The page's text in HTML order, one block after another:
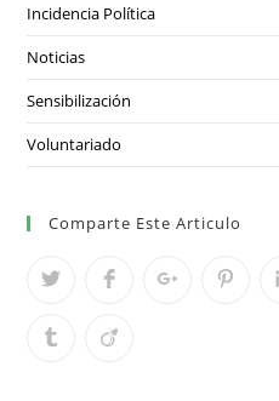
Incidencia Política
Noticias
Sensibilización
Voluntariado
Comparte Este Articulo